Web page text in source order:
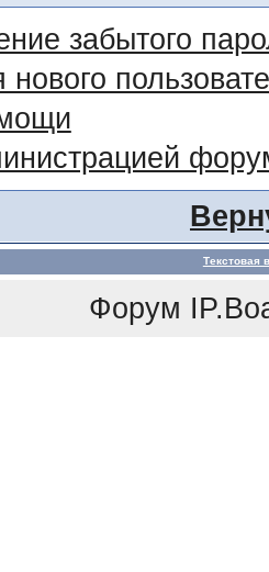
забытого
нового
Текстовая
Форум